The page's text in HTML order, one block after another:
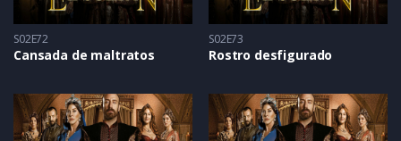
S02E72
Cansada de maltratos
S02E73
Rostro desfigurado